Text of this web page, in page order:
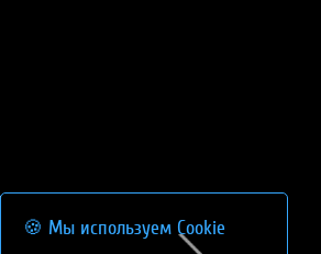
🍪 Мы используем Cookie